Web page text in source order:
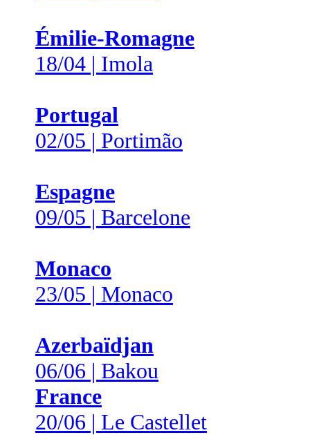
Émilie-Romagne
18/04 | Imola
Portugal
02/05 | Portimão
Espagne
09/05 | Barcelone
Monaco
23/05 | Monaco
Azerbaïdjan
06/06 | Bakou
France
20/06 | Le Castellet